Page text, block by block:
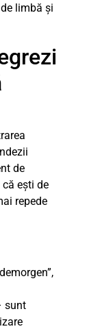
limbă și
de
ești de
repede
sunt